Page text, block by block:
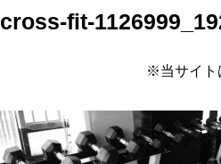
cross-fit-
※当サイト